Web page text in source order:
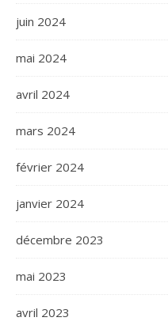
juin 2024
mai 2024
avril 2024
mars 2024
février 2024
janvier 2024
décembre 2023
mai 2023
avril 2023